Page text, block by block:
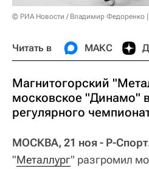
© РИА Новости / Владимир Федоренко
Читать в МАКС
Магнитогорский
московское "Динамо"
регулярного
МОСКВА, 21 ноя - Р-
"Металлург" разгромил